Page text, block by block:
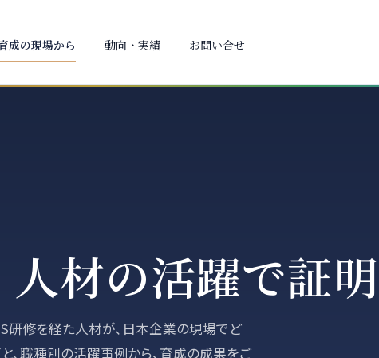
成の現場から 動向・実績 お問い合せ
材の活躍で証
研修を経た人材が、日本企業の現場でど
、職種別の活躍事例から、育成の成果をご